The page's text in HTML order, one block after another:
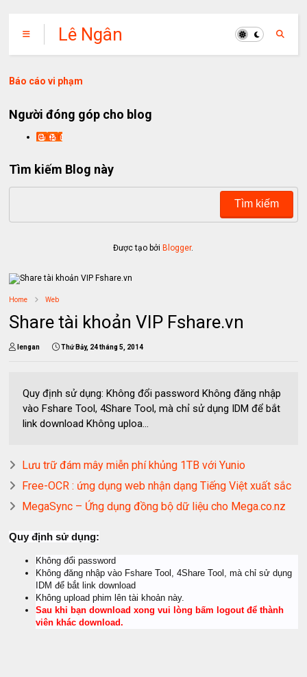
Lê Ngân
Báo cáo vi phạm
Người đóng góp cho blog
lengan
Tìm kiếm Blog này
Được tạo bởiBlogger.
Home Web
Share tài khoản VIP Fshare.vn
lengan Thứ Bảy, 24 tháng 5, 2014
Quy định sử dụng: Không đổi password Không đăng nhập
vào Fshare Tool, 4Share Tool, mà chỉ sử dụng IDM để bắt
link download Không uploa...
Lưu trữ đám mây miễn phí khủng 1TB với Yunio
Free-OCR : ứng dụng web nhận dạng Tiếng Việt xuất sắc
MegaSync – Ứng dụng đồng bộ dữ liệu cho Mega.co.nz
Quy định sử dụng:
Không đổi password
Không đăng nhập vào Fshare Tool, 4Share Tool, mà chỉ sử dụng
IDM để bắt link download
Không upload phim lên tài khoản này.
Sau khi bạn download xong vui lòng bấm logout để thành
viên khác download.